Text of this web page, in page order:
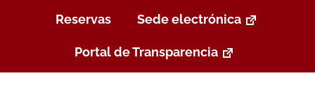
Reservas Sede electrónica
Portal de Transparencia